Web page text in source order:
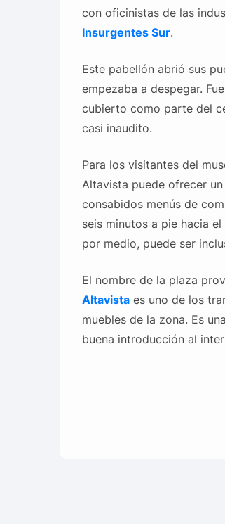
con oficinistas de las
Insurgentes Sur.
Este pabellón abrió sus
empezaba a despegar.
cubierto como parte del
casi inaudito.
Para los visitantes del
Altavista puede ofrecer
consabidos menús de
seis minutos a pie hacia
por medio, puede ser
El nombre de la plaza
Altavistaes uno de los
muebles de la zona. Es
buena introducción al